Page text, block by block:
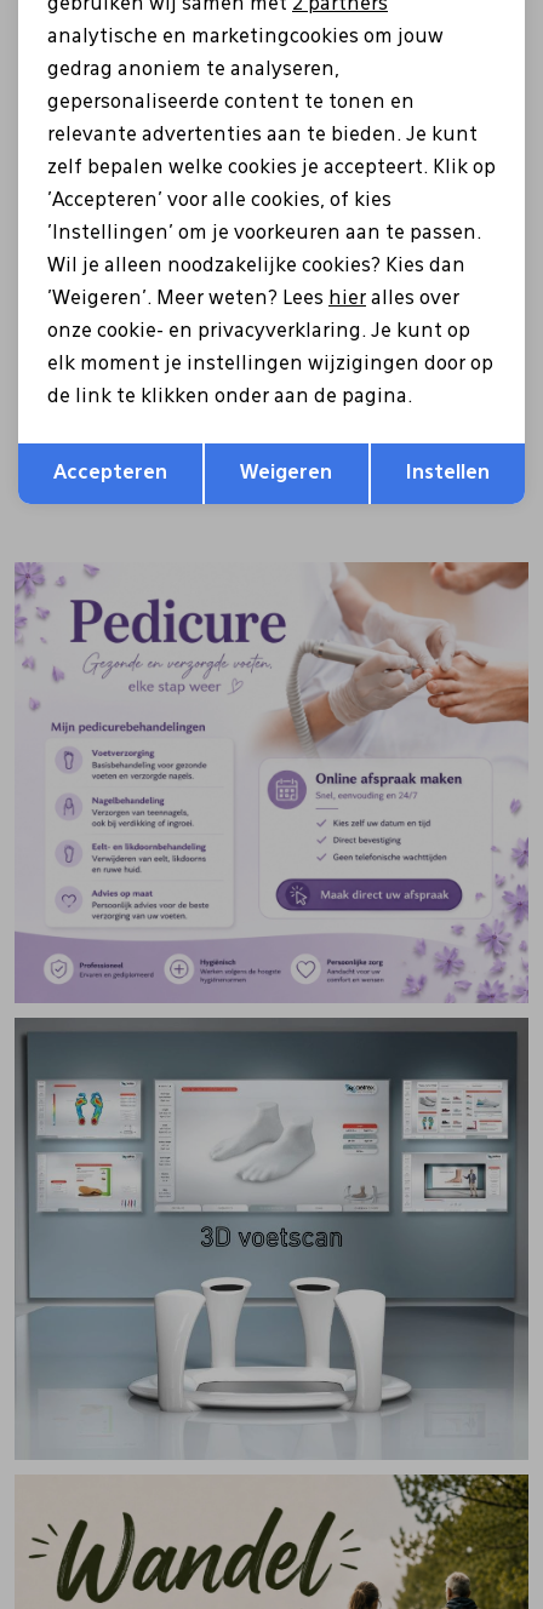
Gratis parkeergelegenheid bij onze winkels..
Deskundige medewerkers die de tijd nemen om met je mee te denken.
Bezoek onze winkels in Breda & Sprang-Capelle
Kom langs in onze winkels en ervaar zelf waarom ShoeRama
📍 Breda – Valkenierslaan 59 tel. 076-5656160
📍 Sprang-Capelle –Nies van der Schansstraat 5-7 tel. 0416-274940
Of ontdek/shop onze collectie online.
3D voetscan / voetmeting
Deze 3D scanner meet de lengte, breedte en hoogte van uw voet. Ook
Opslaan
gebruiken wij samen met 2 partners
analytische en marketingcookies om jouw
gedrag anoniem te analyseren,
gepersonaliseerde content te tonen en
relevante advertenties aan te bieden. Je kunt
zelf bepalen welke cookies je accepteert. Klik op
'Accepteren' voor alle cookies, of kies
'Instellingen' om je voorkeuren aan te passen.
Wil je alleen noodzakelijke cookies? Kies dan
'Weigeren'. Meer weten? Lees hier alles over
onze cookie- en privacyverklaring. Je kunt op
elk moment je instellingen wijzigingen door op
de link te klikken onder aan de pagina.
Accepteren Weigeren Instellen